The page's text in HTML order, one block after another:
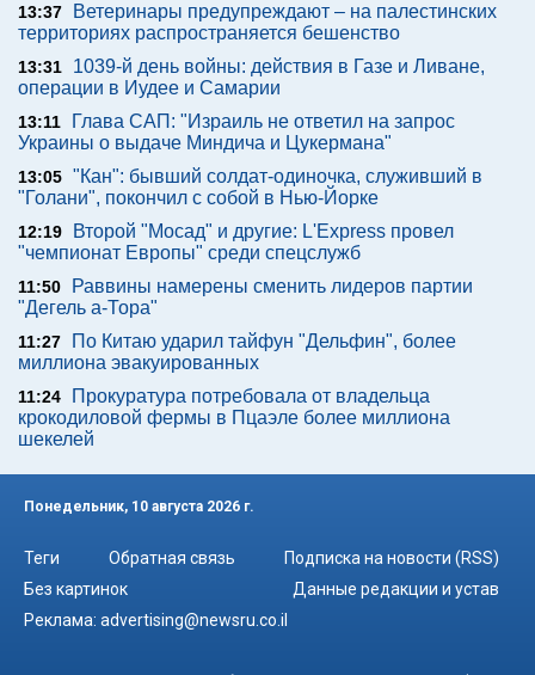
13:37
Ветеринары предупреждают – на палестинских
территориях распространяется бешенство
13:31
1039-й день войны: действия в Газе и Ливане,
операции в Иудее и Самарии
13:11
Глава САП: "Израиль не ответил на запрос
Украины о выдаче Миндича и Цукермана"
13:05 "Кан": бывший солдат-одиночка, служивший в
"Голани", покончил с собой в Нью-Йорке
12:19
Второй "Мосад" и другие: L'Express провел
"чемпионат Европы" среди спецслужб
11:50
Раввины намерены сменить лидеров партии
"Дегель а-Тора"
11:27
По Китаю ударил тайфун "Дельфин", более
миллиона эвакуированных
11:24
Прокуратура потребовала от владельца
крокодиловой фермы в Пцаэле более миллиона
шекелей
Понедельник, 10 августа 2026 г.
Теги Обратная связь
Подписка на новости (RSS)
Без картинок
Данные редакции и устав
Реклама: advertising@newsru.co.il